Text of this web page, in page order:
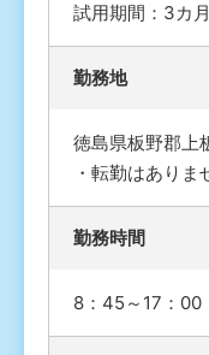
試用期間：3カ
勤務地
徳島県板野郡上
・転勤はありま
勤務時間
8：45～17：00